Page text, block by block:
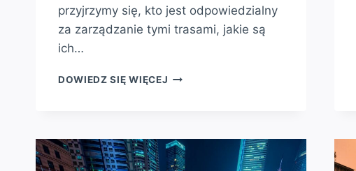
przyjrzymy się, kto jest odpowiedzialny
za zarządzanie tymi trasami, jakie są
ich…
DOWIEDZ SIĘ WIĘCEJ KTO
POLSCE?